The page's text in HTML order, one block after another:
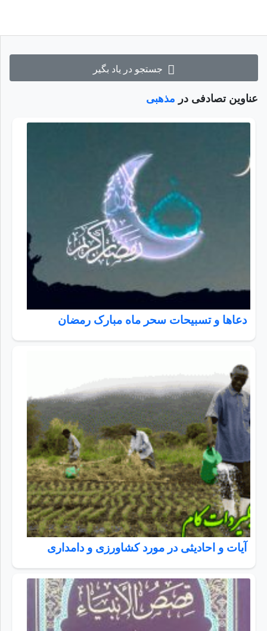
جستجو در یاد بگیر
عناوین تصادفی در مذهبی
دعاها و تسبیحات سحر ماه مبارک رمضان
آیات و احادیثی در مورد کشاورزی و دامداری